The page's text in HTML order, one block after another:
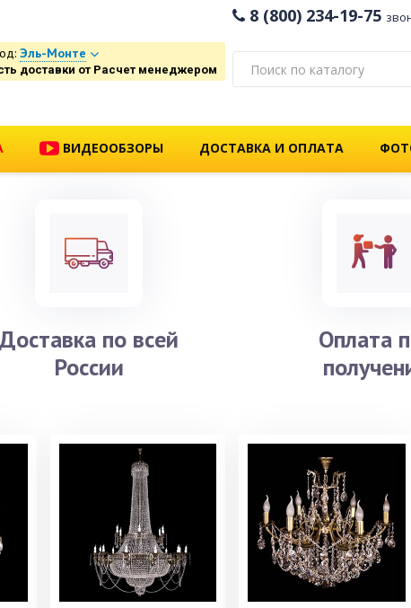
8 (800) 234-19-75
Эль-Монте
доставки от Расчет менеджером
ВИДЕООБЗОРЫ ДОСТАВКА И ОПЛАТА
Доставка по всей
России
Оплата